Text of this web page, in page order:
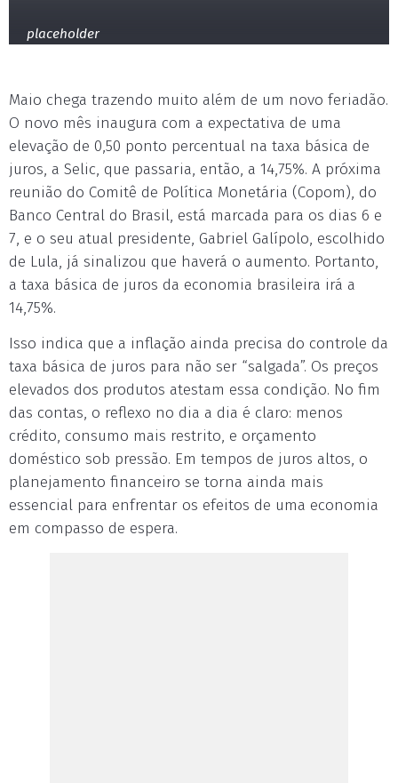
placeholder
Maio chega trazendo muito além de um novo feriadão.
O novo mês inaugura com a expectativa de uma
elevação de 0,50 ponto percentual na taxa básica de
juros, a Selic, que passaria, então, a 14,75%. A próxima
reunião do Comitê de Política Monetária (Copom), do
Banco Central do Brasil, está marcada para os dias 6 e
7, e o seu atual presidente, Gabriel Galípolo, escolhido
de Lula, já sinalizou que haverá o aumento. Portanto,
a taxa básica de juros da economia brasileira irá a
14,75%.
Isso indica que a inflação ainda precisa do controle da
taxa básica de juros para não ser “salgada”. Os preços
elevados dos produtos atestam essa condição. No fim
das contas, o reflexo no dia a dia é claro: menos
crédito, consumo mais restrito, e orçamento
doméstico sob pressão. Em tempos de juros altos, o
planejamento financeiro se torna ainda mais
essencial para enfrentar os efeitos de uma economia
em compasso de espera.